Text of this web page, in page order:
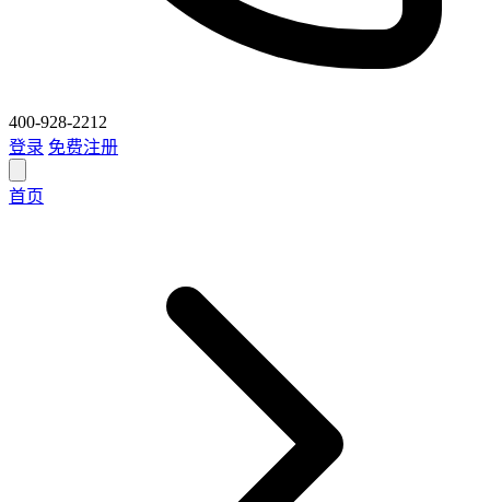
400-928-2212
登录 免费注册
首页